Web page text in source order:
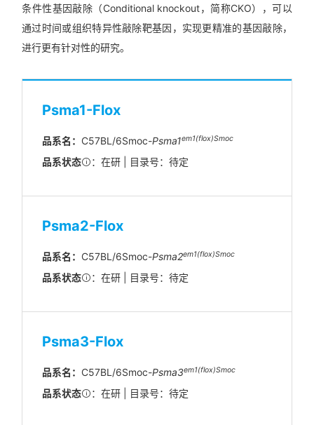
条件性基因敲除（Conditional knockout，简称CKO），可以
通过时间或组织特异性敲除靶基因，实现更精准的基因敲除，
进行更有针对性的研究。
Psma1-Flox
品系名： C57BL/6Smoc-Psma1em1(flox)Smoc
品系状态 ：在研 | 目录号：待定
Psma2-Flox
品系名： C57BL/6Smoc-Psma2em1(flox)Smoc
品系状态 ：在研 | 目录号：待定
Psma3-Flox
品系名： C57BL/6Smoc-Psma3em1(flox)Smoc
品系状态 ：在研 | 目录号：待定